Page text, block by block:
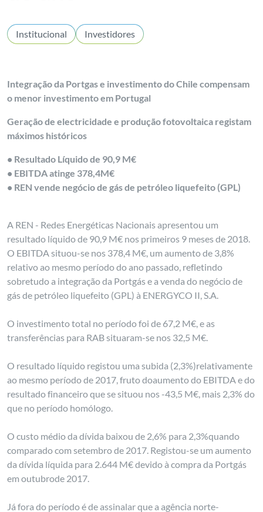
Institucional Investidores
Integração da Portgas e investimento do Chile compensam
o menor investimento em Portugal
Geração de electricidade e produção fotovoltaica registam
máximos históricos
• Resultado Líquido de 90,9 M€
• EBITDA atinge 378,4M€
• REN vende negócio de gás de petróleo liquefeito (GPL)
A REN - Redes Energéticas Nacionais apresentou um
resultado líquido de 90,9 M€ nos primeiros 9 meses de 2018.
O EBITDA situou-se nos 378,4 M€, um aumento de 3,8%
relativo ao mesmo período do ano passado, refletindo
sobretudo a integração da Portgás e a venda do negócio de
gás de petróleo liquefeito (GPL) à ENERGYCO II, S.A.
O investimento total no período foi de 67,2 M€, e as
transferências para RAB situaram-se nos 32,5 M€.
O resultado líquido registou uma subida (2,3%)relativamente
ao mesmo período de 2017, fruto doaumento do EBITDA e do
resultado financeiro que se situou nos -43,5 M€, mais 2,3% do
que no período homólogo.
O custo médio da dívida baixou de 2,6% para 2,3%quando
comparado com setembro de 2017. Registou-se um aumento
da dívida líquida para 2.644 M€ devido à compra da Portgás
em outubrode 2017.
Já fora do período é de assinalar que a agência norte-